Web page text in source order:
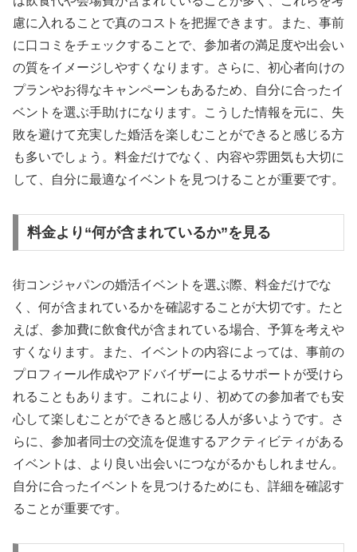
慮に入れることで真のコストを把握できます。また、事前
に口コミをチェックすることで、参加者の満足度や出会い
の質をイメージしやすくなります。さらに、初心者向けの
プランやお得なキャンペーンもあるため、自分に合ったイ
ベントを選ぶ手助けになります。こうした情報を元に、失
敗を避けて充実した婚活を楽しむことができると感じる方
も多いでしょう。料金だけでなく、内容や雰囲気も大切に
して、自分に最適なイベントを見つけることが重要です。
料金より“何が含まれているか”を見る
街コンジャパンの婚活イベントを選ぶ際、料金だけでな
く、何が含まれているかを確認することが大切です。たと
えば、参加費に飲食代が含まれている場合、予算を考えや
すくなります。また、イベントの内容によっては、事前の
プロフィール作成やアドバイザーによるサポートが受けら
れることもあります。これにより、初めての参加者でも安
心して楽しむことができると感じる人が多いようです。さ
らに、参加者同士の交流を促進するアクティビティがある
イベントは、より良い出会いにつながるかもしれません。
自分に合ったイベントを見つけるためにも、詳細を確認す
ることが重要です。